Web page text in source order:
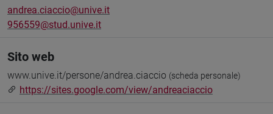
andrea.ciaccio@unive.it
956559@stud.unive.it
Sito web
www.unive.it/persone/andrea.ciaccio (scheda personale)
https://sites.google.com/view/andreaciaccio